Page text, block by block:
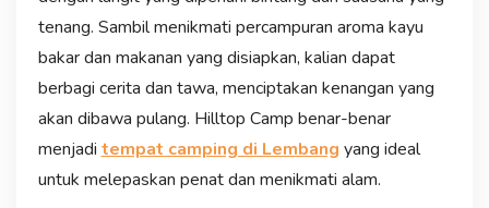
tenang. Sambil menikmati percampuran aroma kayu
bakar dan makanan yang disiapkan, kalian dapat
berbagi cerita dan tawa, menciptakan kenangan yang
akan dibawa pulang. Hilltop Camp benar-benar
menjadi tempat camping di Lembang yang ideal
untuk melepaskan penat dan menikmati alam.